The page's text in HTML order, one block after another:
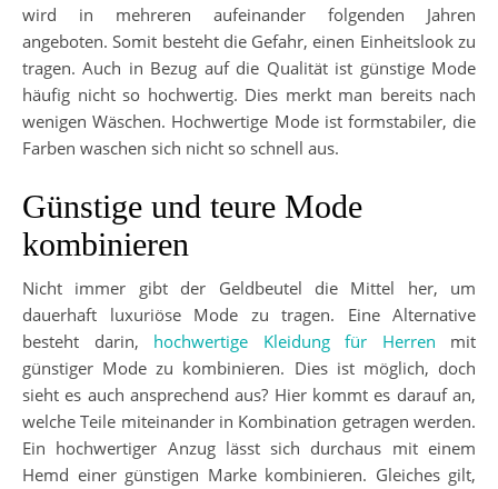
wird in mehreren aufeinander folgenden Jahren
angeboten. Somit besteht die Gefahr, einen Einheitslook zu
tragen. Auch in Bezug auf die Qualität ist günstige Mode
häufig nicht so hochwertig. Dies merkt man bereits nach
wenigen Wäschen. Hochwertige Mode ist formstabiler, die
Farben waschen sich nicht so schnell aus.
Günstige und teure Mode
kombinieren
Nicht immer gibt der Geldbeutel die Mittel her, um
dauerhaft luxuriöse Mode zu tragen. Eine Alternative
besteht darin, hochwertige Kleidung für Herren mit
günstiger Mode zu kombinieren. Dies ist möglich, doch
sieht es auch ansprechend aus? Hier kommt es darauf an,
welche Teile miteinander in Kombination getragen werden.
Ein hochwertiger Anzug lässt sich durchaus mit einem
Hemd einer günstigen Marke kombinieren. Gleiches gilt,